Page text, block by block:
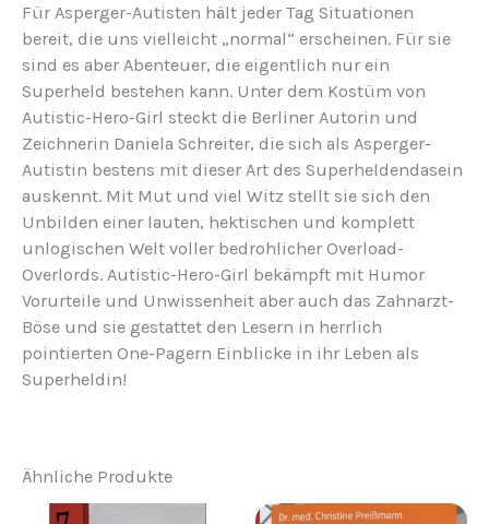
Für Asperger-Autisten hält jeder Tag Situationen
bereit, die uns vielleicht „normal“ erscheinen. Für sie
sind es aber Abenteuer, die eigentlich nur ein
Superheld bestehen kann. Unter dem Kostüm von
Autistic-Hero-Girl steckt die Berliner Autorin und
Zeichnerin Daniela Schreiter, die sich als Asperger-
Autistin bestens mit dieser Art des Superheldendasein
auskennt. Mit Mut und viel Witz stellt sie sich den
Unbilden einer lauten, hektischen und komplett
unlogischen Welt voller bedrohlicher Overload-
Overlords. Autistic-Hero-Girl bekämpft mit Humor
Vorurteile und Unwissenheit aber auch das Zahnarzt-
Böse und sie gestattet den Lesern in herrlich
pointierten One-Pagern Einblicke in ihr Leben als
Superheldin!
Ähnliche Produkte